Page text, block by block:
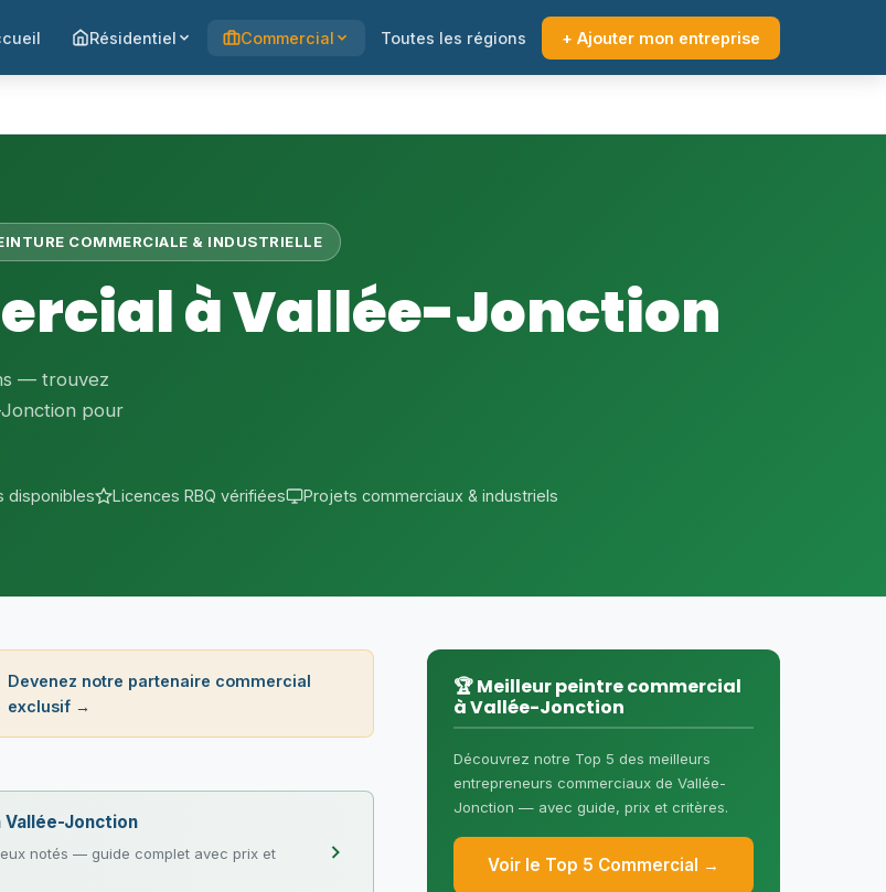
Résidentiel Commercial Toutes les régions + Ajouter mon entreprise
COMMERCIALE & INDUSTRIELLE
à Vallée-Jonction
— trouvez
pour
disponibles Licences RBQ vérifiées Projets commerciaux & industriels
Devenez notre partenaire commercial
exclusif →
Jonction
notés — guide complet avec prix et
🏆 Meilleur peintre commercial
à Vallée-Jonction
Découvrez notre Top 5 des meilleurs
entrepreneurs commerciaux de Vallée-
Jonction — avec guide, prix et critères.
Voir le Top 5 Commercial →